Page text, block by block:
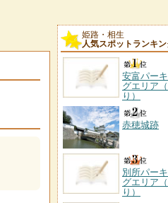
姫路・相生
人気スポットランキ
安富パー
グエリア
り）
赤穂城跡
別所パー
グエリア
り）